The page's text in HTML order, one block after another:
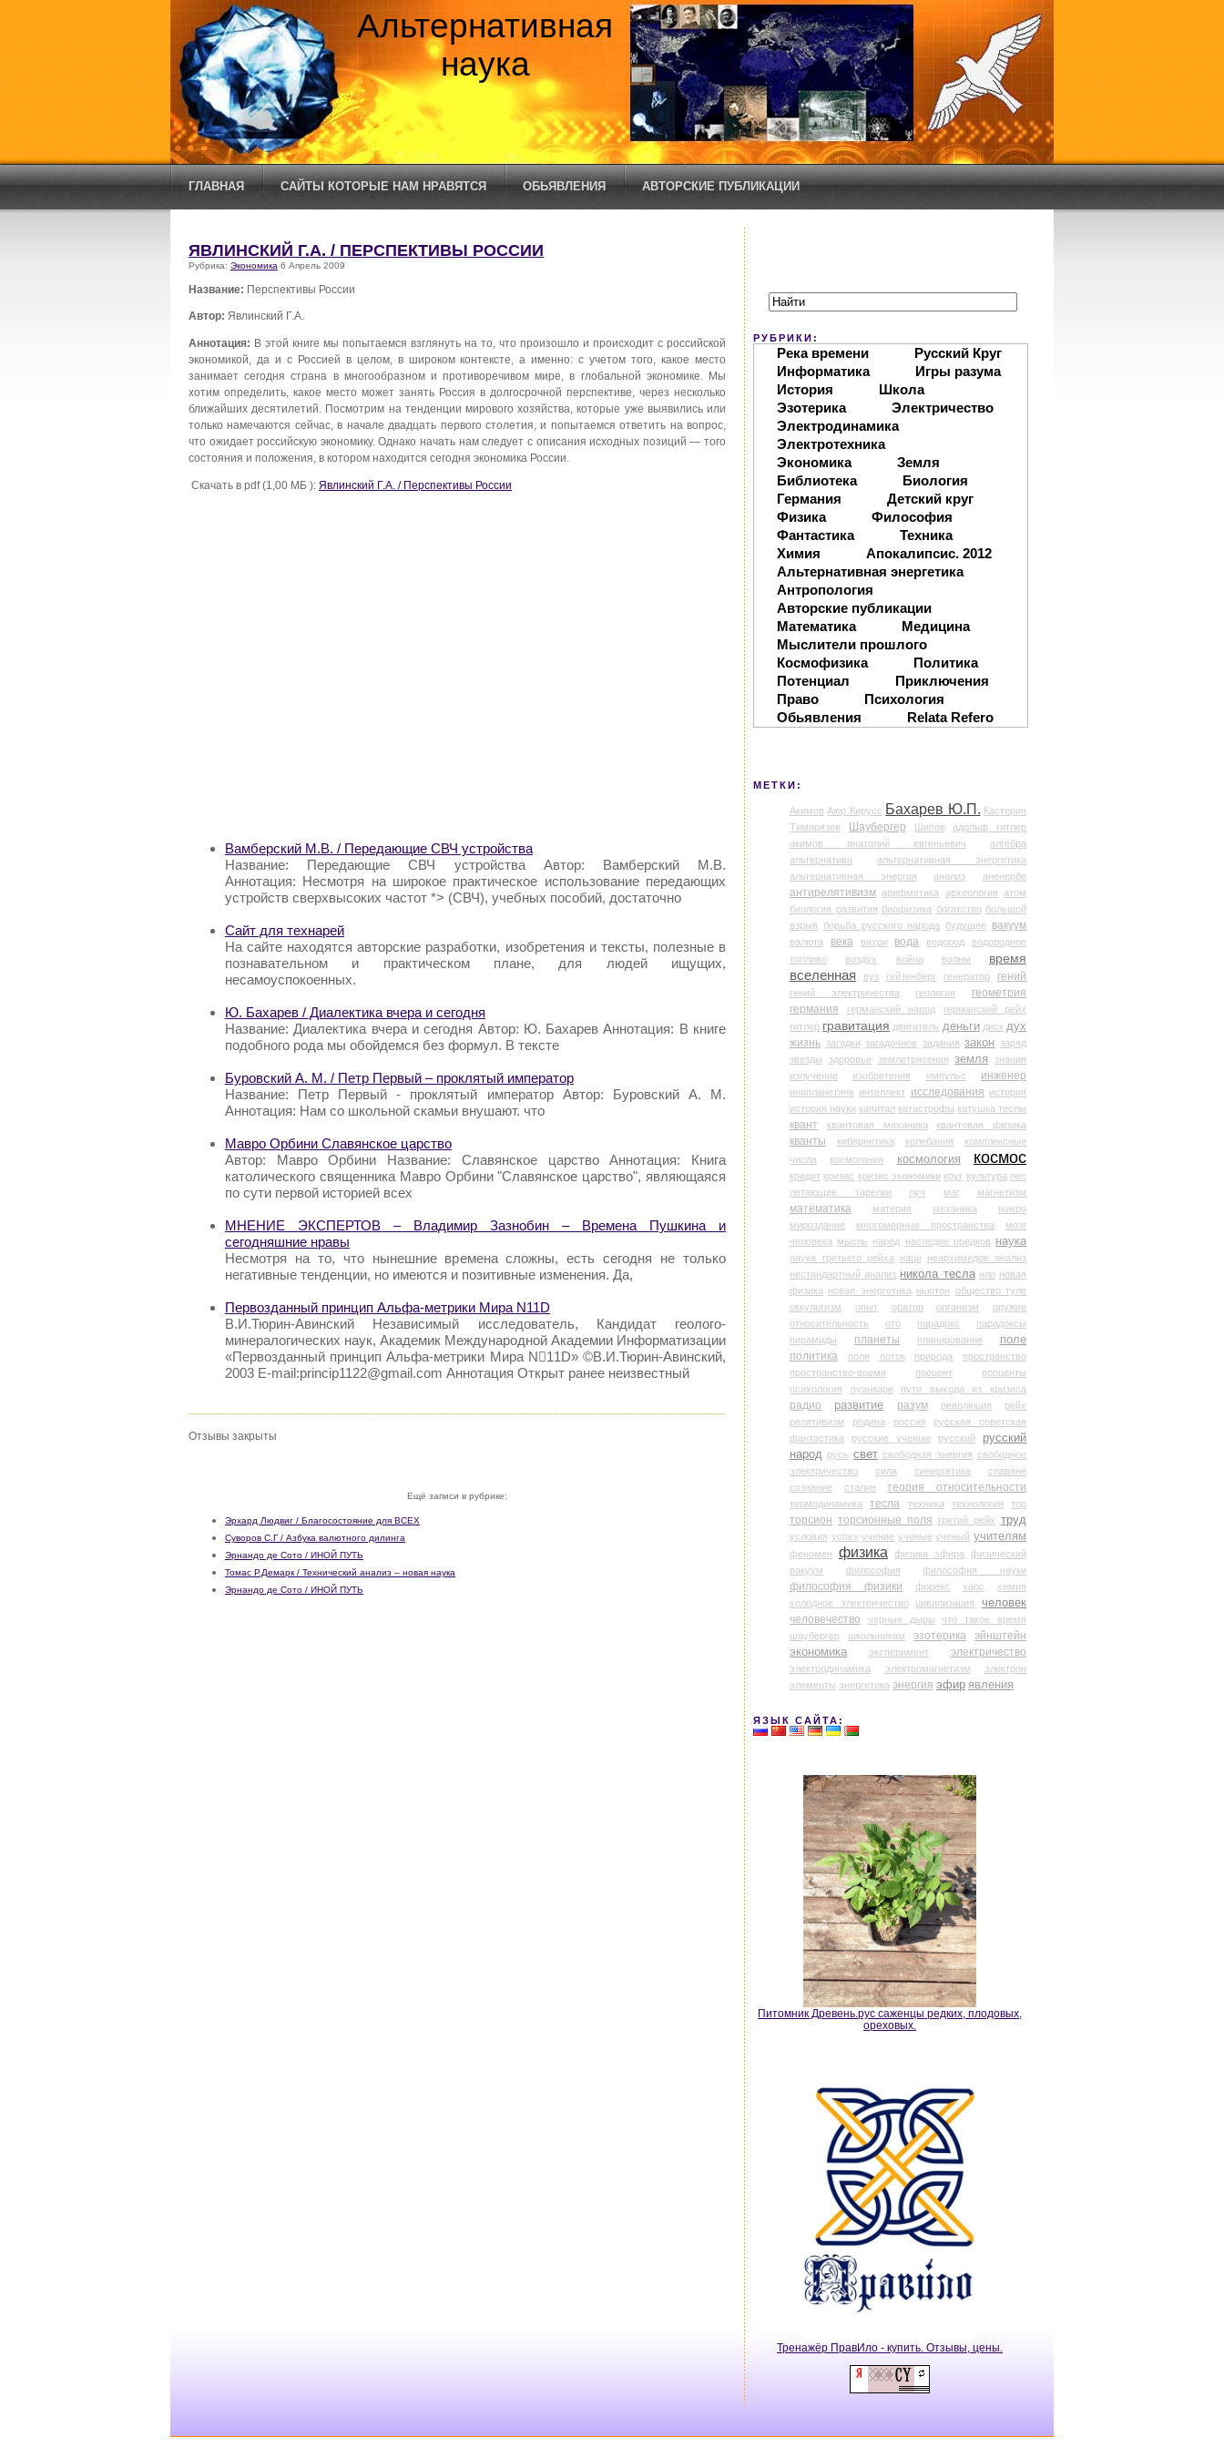
Альтернативная
наука
ГЛАВНАЯ САЙТЫ КОТОРЫЕ НАМ НРАВЯТСЯ ОБЬЯВЛЕНИЯ АВТОРСКИЕ ПУБЛИКАЦИИ
ЯВЛИНСКИЙ Г.А. / ПЕРСПЕКТИВЫ РОССИИ
Рубрика: Экономика 6 Апрель 2009
Название: Перспективы России
Автор: Явлинский Г.А.
Аннотация: В этой книге мы попытаемся взглянуть на то, что произошло и происходит с российской
экономикой, да и с Россией в целом, в широком контексте, а именно: с учетом того, какое место
занимает сегодня страна в многообразном и противоречивом мире, в глобальной экономике. Мы
хотим определить, какое место может занять Россия в долгосрочной перспективе, через несколько
ближайших десятилетий. Посмотрим на тенденции мирового хозяйства, которые уже выявились или
только намечаются сейчас, в начале двадцать первого столетия, и попытаемся ответить на вопрос,
что ожидает российскую экономику. Однако начать нам следует с описания исходных позиций — того
состояния и положения, в котором находится сегодня экономика России.
Скачать в pdf (1,00 МБ ): Явлинский Г.А. / Перспективы России
Вамберский М.В. / Передающие СВЧ устройства
Название: Передающие СВЧ устройства Автор: Вамберский М.В.
Аннотация: Несмотря на широкое практическое использование передающих
устройств сверхвысоких частот *> (СВЧ), учебных пособий, достаточно
Сайт для технарей
На сайте находятся авторские разработки, изобретения и тексты, полезные в
познавательном и практическом плане, для людей ищущих,
несамоуспокоенных.
Ю. Бахарев / Диалектика вчера и сегодня
Название: Диалектика вчера и сегодня Автор: Ю. Бахарев Аннотация: В книге
подобного рода мы обойдемся без формул. В тексте
Буровский А. М. / Петр Первый – проклятый император
Название: Петр Первый - проклятый император Автор: Буровский А. М.
Аннотация: Нам со школьной скамьи внушают. что
Мавро Орбини Славянское царство
Автор: Мавро Орбини Название: Славянское царство Аннотация: Книга
католического священника Мавро Орбини "Славянское царство", являющаяся
по сути первой историей всех
МНЕНИЕ ЭКСПЕРТОВ – Владимир Зазнобин – Времена Пушкина и
сегодняшние нравы
Несмотря на то, что нынешние времена сложны, есть сегодня не только
негативные тенденции, но имеются и позитивные изменения. Да,
Первозданный принцип Альфа-метрики Мира N11D
В.И.Тюрин-Авинский Независимый исследователь, Кандидат геолого-
минералогических наук, Академик Международной Академии Информатизации
«Первозданный принцип Альфа-метрики Мира N11D» ©В.И.Тюрин-Авинский,
2003 E-mail:princip1122@gmail.com Аннотация Открыт ранее неизвестный
Отзывы закрыты
Ещё записи в рубрике:
Эрхард Людвиг / Благосостояние для ВСЕХ
Суворов С.Г / Азбука валютного дилинга
Эрнандо де Сото / ИНОЙ ПУТЬ
Томас Р.Демарк / Технический анализ – новая наука
Эрнандо де Сото / ИНОЙ ПУТЬ
РУБРИКИ:
Река времени
Русский Круг
Информатика
Игры разума
История
Школа
Эзотерика
Электричество
Электродинамика
Электротехника
Экономика
Земля
Библиотека
Биология
Германия
Детский круг
Физика
Философия
Фантастика
Техника
Химия
Апокалипсис. 2012
Альтернативная энергетика
Антропология
Авторские публикации
Математика
Медицина
Мыслители прошлого
Космофизика
Политика
Потенциал
Приключения
Право
Психология
Обьявления
Relata Refero
МЕТКИ:
Акимов Аюр Кирусс Бахарев Ю.П. Кастерин
Тимирязев
Шаубергер Шипов
адольф гитлер
акимов анатолий евгеньевич
алгебра
альтернатива
альтернативная энергетика
альтернативная энергия
анализ аненербе
антирелятивизм арифметика археология атом
биология развития биофизика богатство большой
взрыв
борьба русского народа будущее вакуум
валюта века вихри вода водород
водородное
топливо
воздух война волны
время
вселенная
вуз гейзенберг генератор гений
гений электричества геология
геометрия
германия
германский народ
германский рейх
гитлер гравитация двигатель деньги диск дух
жизнь загадки загадочное задания закон заряд
звезды
здоровье землетрясения земля
знания
излучение
изобретения импульс инженер
инопланетяне интеллект исследования история
история науки капитал катастрофы катушка теслы
квант квантовая механика квантовая физика
кванты кибернетика колебания
комплексные
числа
космогония космология космос
кредит кризис кризис экономики круг культура лес
летающие тарелки
луч маг магнетизм
математика материя механика
микро
мироздание
многомерные пространства
мозг
человека мысль народ наследие предков наука
наука третьего рейха наци
неархимедов анализ
нестандартный анализ никола тесла нло новая
физика новая энергетика ньютон общество туле
оккультизм
опыт оратор организм
оружие
относительность
ото парадокс
парадоксы
пирамиды
планеты планирование
поле
политика
поля поток природа
пространство
пространство-время
процент
проценты
психология
пуанкаре пути выхода из кризиса
радио развитие разум революция
рейх
релятивизм
родина россия
русская советская
фантастика
русские ученые русский
русский
народ русь свет свободная энергия свободное
электричество
сила синергетика
славяне
сознание
сталин теория относительности
термодинамика тесла техника технология тор
торсион торсионные поля третий рейх труд
условия успех учение ученые ученый учителям
феномен физика физика эфира
физический
вакуум
философия философия науки
философия физики форекс хаос
химия
холодное электричество
цивилизация человек
человечество черные дыры
что такое время
шаубергер
школьникам эзотерика
эйнштейн
экономика
эксперимент электричество
электродинамика электромагнетизм
электрон
элементы энергетика энергия эфир явления
ЯЗЫК САЙТА:
Питомник Древень.рус саженцы редких, плодовых,
ореховых.
Тренажёр ПравИло - купить. Отзывы, цены.